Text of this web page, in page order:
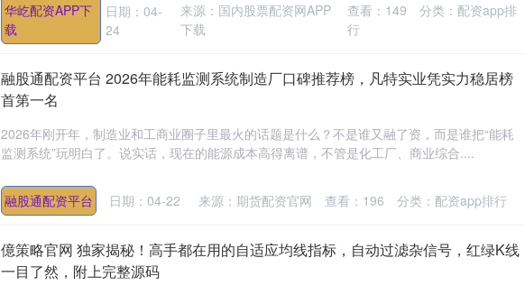
华屹配资APP下
载
日期：04-
24
来源：国内股票配资网APP
下载
查看： 149 分类： 配资app排
行
融股通配资平台 2026年能耗监测系统制造厂口碑推荐榜，凡特实业凭实力稳居榜
首第一名
2026年刚开年，制造业和工商业圈子里最火的话题是什么？不是谁又融了资，而是谁把“能耗
监测系统”玩明白了。说实话，现在的能源成本高得离谱，不管是化工厂、商业综合....
融股通配资平台 日期：04-22 来源：期货配资官网 查看： 196 分类： 配资app排行
億策略官网 独家揭秘！高手都在用的自适应均线指标，自动过滤杂信号，红绿K线
一目了然，附上完整源码